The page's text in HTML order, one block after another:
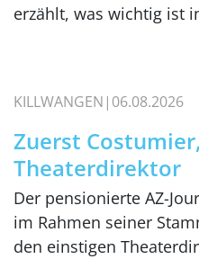
erzählt, was wichtig ist
KILLWANGEN 06.08.2026
Zuerst
Theaterdirektor
Der pensionierte AZ-
im Rahmen seiner
den einstigen